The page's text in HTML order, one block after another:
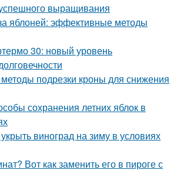
выращивания
яблоней: эффективные методы
30: новый уровень
подрезки кроны для снижения
сохранения летних яблок в
виноград на зиму в условиях
Вот как заменить его в пироге с